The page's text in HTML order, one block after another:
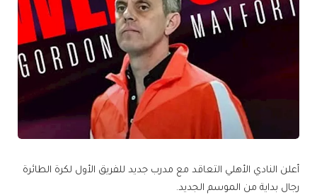
أعلن النادي الأهلي التعاقد مع مدرب جديد للفريق الأول لكرة الطائرة
رجال بداية من الموسم الجديد.